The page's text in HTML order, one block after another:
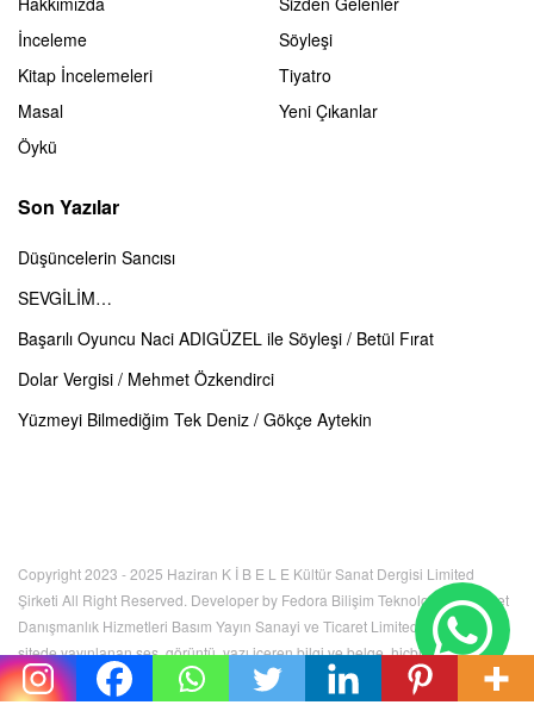
İnceleme
Kitap İncelemeleri
Masal
Öykü
Söyleşi
Tiyatro
Yeni Çıkanlar
Son Yazılar
Düşüncelerin Sancısı
SEVGİLİM…
Başarılı Oyuncu Naci ADIGÜZEL ile Söyleşi / Betül Fırat
Dolar Vergisi / Mehmet Özkendirci
Yüzmeyi Bilmediğim Tek Deniz / Gökçe Aytekin
Copyright 2023 - 2025 Haziran K İ B E L E Kültür Sanat Dergisi Limited
Şirketi All Right Reserved. Developer by Fedora Bilişim Teknolojileri İnternet
Danışmanlık Hizmetleri Basım Yayın Sanayi ve Ticaret Limited Şirketi. Bu
sitede yayınlanan ses, görüntü, yazı içeren bilgi ve belge, hiçbir şekilde
kullanılamaz, izinsiz kopyalanamaz. Tüm hakları K İ B E L E Kültür Sanat